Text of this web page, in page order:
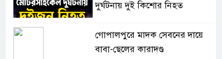
দুর্ঘটনায় দুই কিশোর নিহত
গোপালপুরে মাদক সেবনের দায়ে
বাবা-ছেলের কারাদণ্ড